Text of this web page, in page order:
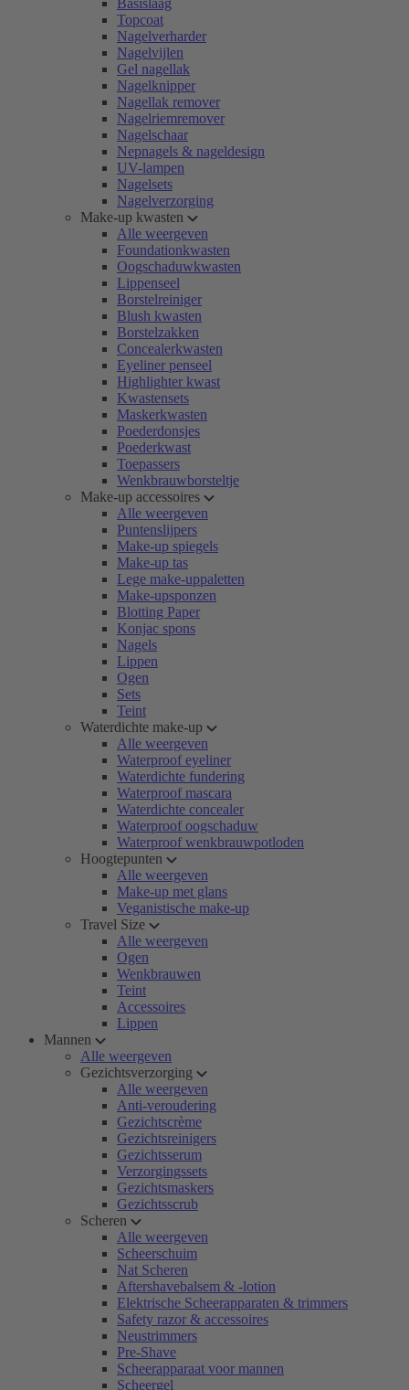
Basislaag
Topcoat
Nagelverharder
Nagelvijlen
Gel nagellak
Nagelknipper
Nagellak remover
Nagelriemremover
Nagelschaar
Nepnagels & nageldesign
UV-lampen
Nagelsets
Nagelverzorging
Make-up kwasten
Alle weergeven
Foundationkwasten
Oogschaduwkwasten
Lippenseel
Borstelreiniger
Blush kwasten
Borstelzakken
Concealerkwasten
Eyeliner penseel
Highlighter kwast
Kwastensets
Maskerkwasten
Poederdonsjes
Poederkwast
Toepassers
Wenkbrauwborsteltje
Make-up accessoires
Alle weergeven
Puntenslijpers
Make-up spiegels
Make-up tas
Lege make-uppaletten
Make-upsponzen
Blotting Paper
Konjac spons
Nagels
Lippen
Ogen
Sets
Teint
Waterdichte make-up
Alle weergeven
Waterproof eyeliner
Waterdichte fundering
Waterproof mascara
Waterdichte concealer
Waterproof oogschaduw
Waterproof wenkbrauwpotloden
Hoogtepunten
Alle weergeven
Make-up met glans
Veganistische make-up
Travel Size
Alle weergeven
Ogen
Wenkbrauwen
Teint
Accessoires
Lippen
Mannen
Alle weergeven
Gezichtsverzorging
Alle weergeven
Anti-veroudering
Gezichtscrème
Gezichtsreinigers
Gezichtsserum
Verzorgingssets
Gezichtsmaskers
Gezichtsscrub
Scheren
Alle weergeven
Scheerschuim
Nat Scheren
Aftershavebalsem & -lotion
Elektrische Scheerapparaten & trimmers
Safety razor & accessoires
Neustrimmers
Pre-Shave
Scheerapparaat voor mannen
Scheergel